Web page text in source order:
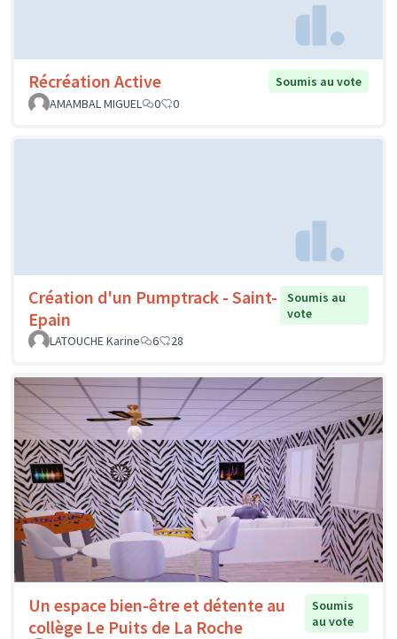
Récréation Active
Soumis au vote
AMAMBAL MIGUEL
0 0
Création d'un Pumptrack - Saint-
Epain
Soumis au
vote
LATOUCHE Karine
6 28
Un espace bien-être et détente au
collège Le Puits de La Roche
Soumis
au vote